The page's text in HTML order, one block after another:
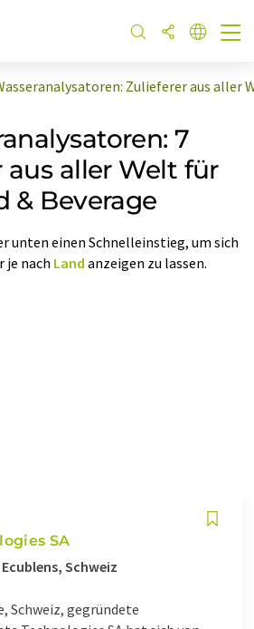
Zulieferer aus aller
7
aus aller Welt für
& Beverage
unten einen Schnelleinstieg, um sich
je nach Land anzeigen zu lassen.
SA
Schweiz
Schweiz, gegründete